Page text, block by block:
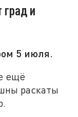
град и
5 июля.
ещё
раскаты